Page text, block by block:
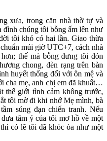
xưa, trong căn nhà thờ tự và
đình chúng tôi bỗng ấm lên như
tôi khó có hai lần. Giao thừa
múi giờ UTC+7, cách nhà
thế mà bỗng dưng tôi đón
chong, đèn rạng trên bàn
huyết thống đối với ôn mệ và
cha mẹ, anh chị em đã khuất…
thế giới tình cảm không trước,
tôi mờ đi khi nhớ Mẹ mình, bà
súng đạn chiến tranh. Nếu
tâm ý của tôi mơ hồ về một
có lẽ tôi đã khóc òa như một